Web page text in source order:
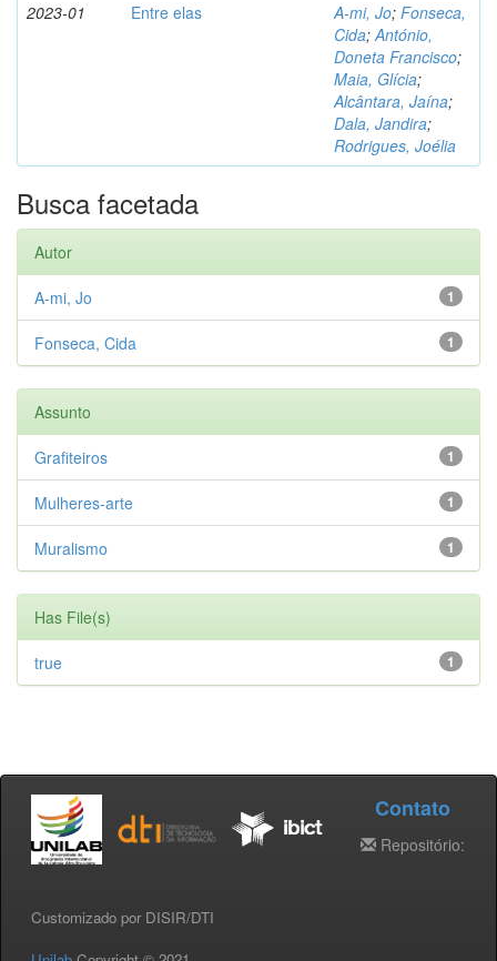
2023-01 Entre elas A-mi, Jo; Fonseca,
Cida;António,
Doneta Francisco;
Maia, Glícia;
Alcântara, Jaína;
Dala, Jandira;
Rodrigues, Joélia
Busca facetada
Autor
1
A-mi, Jo
1
Fonseca, Cida
Assunto
1
Grafiteiros
1
Mulheres-arte
1
Muralismo
Has File(s)
1
true
Customizado por DISIR/DTI
Contato
Repositório: